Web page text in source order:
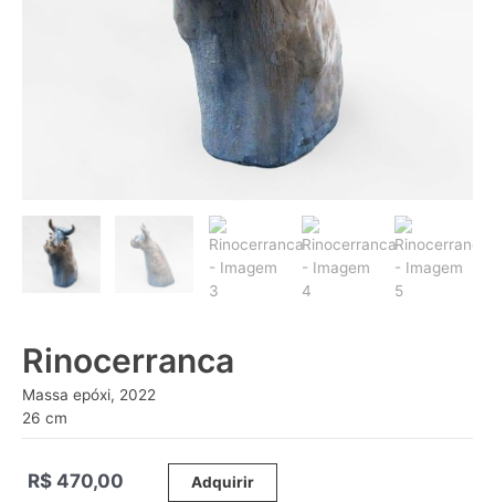
Rinocerranca
Massa epóxi, 2022
26 cm
R$ 470,00 Adquirir